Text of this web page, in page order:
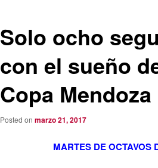
Solo ocho
con el sueño
Copa Mendoza
Posted on marzo 21, 2017
MARTES DE OCTAVOS